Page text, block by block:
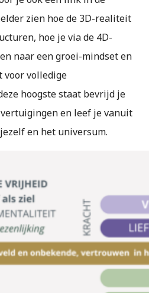
zien hoe de 3D-realiteit
hoe je via de 4D-
naar een groei-mindset en
voor volledige
hoogste staat bevrijd je
en leef je vanuit
en het universum.